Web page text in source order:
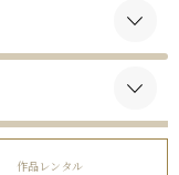
作品レンタル